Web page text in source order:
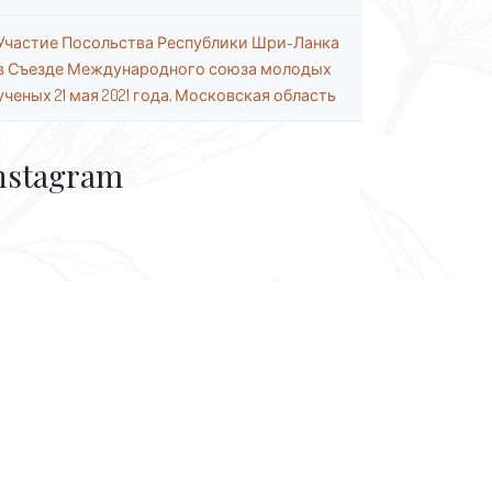
Посольства Республики Шри-Ланка
Съезде Международного союза молодых
21 мая 2021 года, Московская область